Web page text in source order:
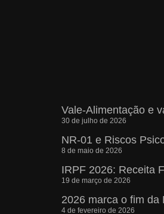
Vale-Alimentação e
30 de julho de 2026
NR-01 e Riscos
8 de maio de 2026
IRPF 2026: Receita
19 de março de 2026
2026 marca o fim da
4 de fevereiro de 2026